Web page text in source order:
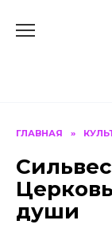
ГЛАВНАЯ »
души